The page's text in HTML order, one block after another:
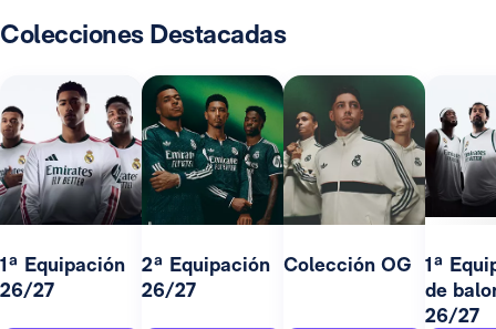
Colecciones Destacadas
1ª Equipación
26/27
2ª Equipación
26/27
Colección OG
1ª
de
26/27